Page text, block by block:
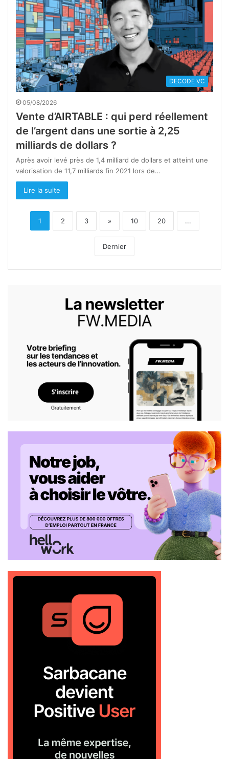
DECODE VC
05/08/2026
Vente d’AIRTABLE : qui perd réellement
de l’argent dans une sortie à 2,25
milliards de dollars ?
Après avoir levé près de 1,4 milliard de dollars et atteint une
valorisation de 11,7 milliards fin 2021 lors de…
Lire la suite
1 2 3 » 10 20 ...
Dernier